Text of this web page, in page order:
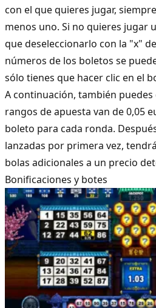
con el que quieres jugar,
menos uno. Si no quieres jugar
que deseleccionarlo con la "x"
números de los boletos se
sólo tienes que hacer clic en el
A continuación, también
rangos de apuesta van de 0,05
boleto para cada ronda.
lanzadas por primera vez,
bolas adicionales a un precio
Bonificaciones y botes